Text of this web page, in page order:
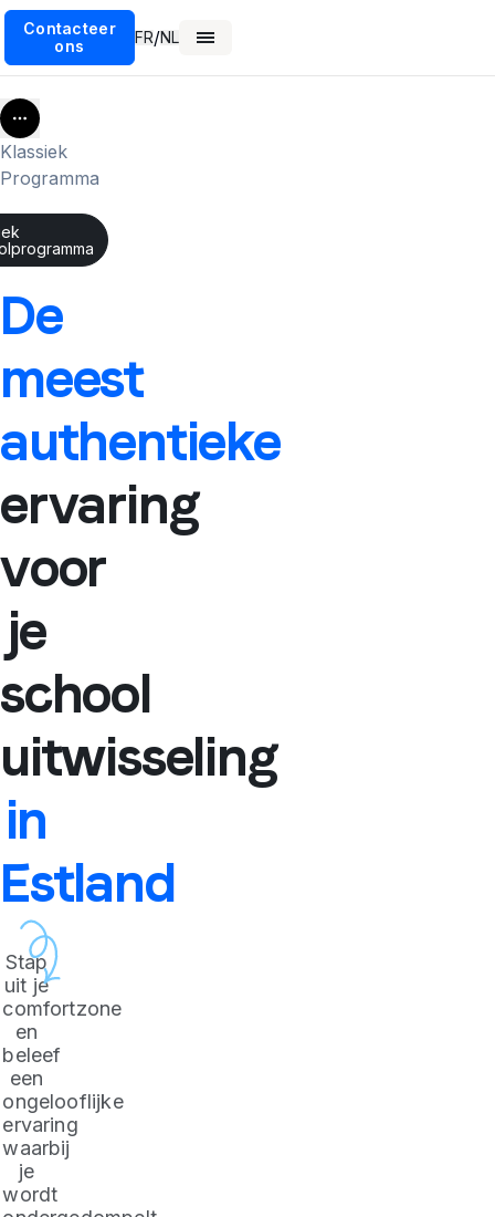
Contacteer
ons
FR/NL
More
Klassiek
Programma
De
meest
authentieke
ervaring
voor
je
school
uitwisseling
in
Estland
Stap
uit je
comfortzone
en
beleef
een
ongelooflijke
ervaring
waarbij
je
wordt